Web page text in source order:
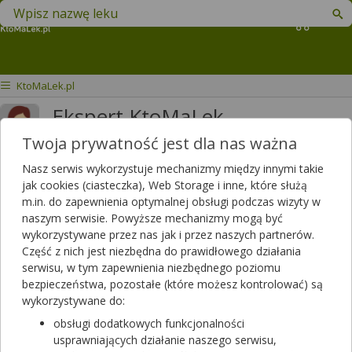
Koszyk
Znajdź lek w swojej okolicy
KtoMaLek.pl
Ekspert KtoMaLek
Odpowiedzi Polubień
Polecanych artykułów
0 Lista artykułów
Czy chcesz wysłać pytanie do apteki,
Twoja prywatność jest dla nas ważna
Nasz serwis wykorzystuje mechanizmy między innymi takie
jak cookies (ciasteczka), Web Storage i inne, które służą
m.in. do zapewnienia optymalnej obsługi podczas wizyty w
naszym serwisie. Powyższe mechanizmy mogą być
wykorzystywane przez nas jak i przez naszych partnerów.
Część z nich jest niezbędna do prawidłowego działania
serwisu, w tym zapewnienia niezbędnego poziomu
bezpieczeństwa, pozostałe (które możesz kontrolować) są
wykorzystywane do:
obsługi dodatkowych funkcjonalności
usprawniających działanie naszego serwisu,